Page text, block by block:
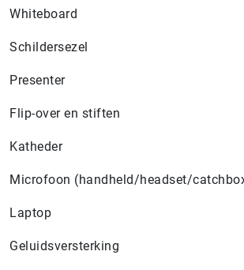
Whiteboard
Schildersezel
Presenter
Flip-over en stiften
Katheder
Microfoon (handheld/headset/
Laptop
Geluidsversterking